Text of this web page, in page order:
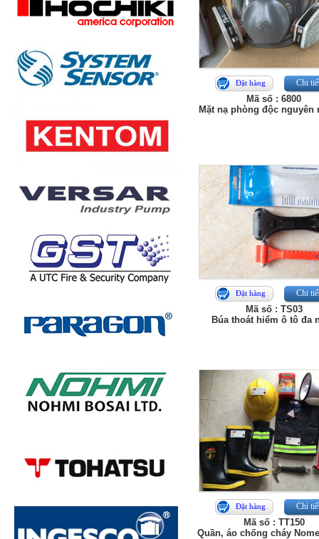
Đặt hàng Chi
Mã số : 6800
Mặt nạ phòng độc nguyên
Đặt hàng Chi
Mã số : TS03
Búa thoát hiểm ô tô đa
Đặt hàng Chi
Mã số : TT150
Quần, áo chống cháy